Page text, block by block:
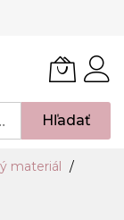
Hľadať
materiál